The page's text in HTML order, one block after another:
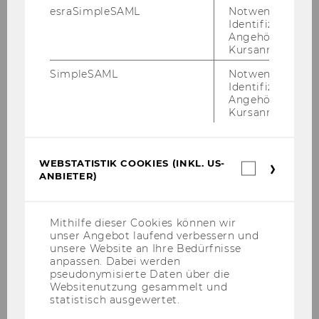
Anita Zednik (WU Vienna)
Behavioral Public Economics Workshop
2019
Program BPE 2019
Abstracts/Papers
Behavioral Public Economics Workshop 2018
esraSimpleSAML
Notwendig zur
Identifizierung
Angehörige/r für
Kursanmeldung.
SimpleSAML
Notwendig zur
Identifizierung
Angehörige/r für
Kursanmeldung.
WEBSTATISTIK COOKIES (INKL. US-
ANBIETER)
Mithilfe dieser Cookies können wir
unser Angebot laufend verbessern und
unsere Website an Ihre Bedürfnisse
anpassen. Dabei werden
pseudonymisierte Daten über die
Websitenutzung gesammelt und
statistisch ausgewertet.